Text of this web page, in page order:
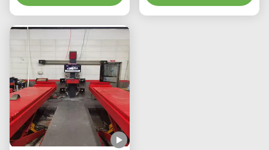
ン
3Dイメージングによる完